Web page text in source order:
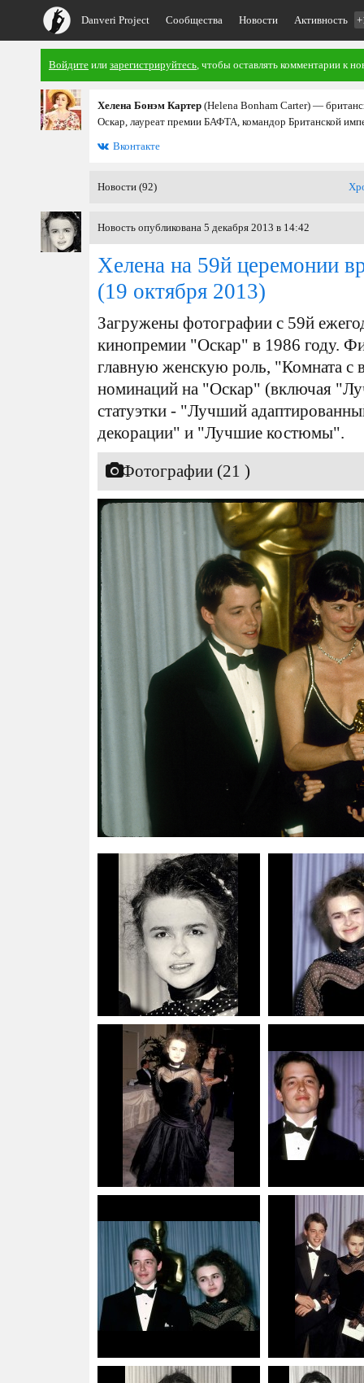
Danveri Project Сообщества Новости Активность
Войдите или зарегистрируйтесь, чтобы оставлять комментарии к
Хелена Бонэм Картер (Helena Bonham Carter) —
Оскар, лауреат премии БАФТА, командор Британской
Вконтакте
Новости (92)
Новость опубликована 5 декабря 2013 в 14:42
Хелена на 59й церемонии
(19 октября 2013)
Загружены фотографии с 59й
кинопремии "Оскар" в 1986 году.
главную женскую роль, "Комната с
номинаций на "Оскар" (включая
статуэтки - "Лучший
декорации" и "Лучшие костюмы".
Фотографии (21 )